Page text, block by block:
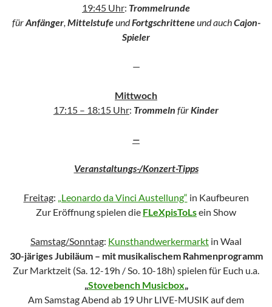
19:45 Uhr: Trommelrunde
fürAnfänger, MittelstufeundFortgschritteneund auchCajon-
Spieler
—
Mittwoch
17:15 – 18:15 Uhr: Trommeln fürKinder
—
Veranstaltungs-/Konzert-Tipps
Freitag: „Leonardo da Vinci Austellung“ in Kaufbeuren
Zur Eröffnung spielen die FLeXpisToLsein Show
Samstag/Sonntag: Kunsthandwerkermarkt in Waal
30-järiges Jubiläum – mit musikalischem Rahmenprogramm
Zur Marktzeit (Sa. 12-19h / So. 10-18h) spielen für Euch u.a.
„Stovebench Musicbox„
Am Samstag Abend ab 19 Uhr LIVE-MUSIK auf dem